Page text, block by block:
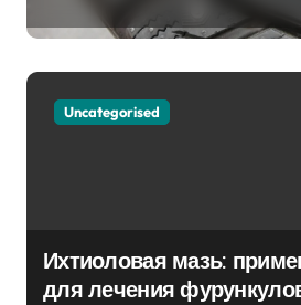
Партнёр на Снежных
Uncategorised
Ихтиоловая мазь:
для лечения